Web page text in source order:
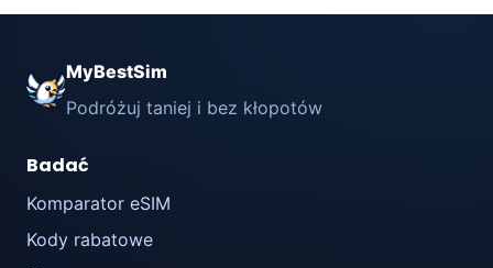
MyBestSim
Podróżuj taniej i bez kłopotów
Badać
Komparator eSIM
Kody rabatowe